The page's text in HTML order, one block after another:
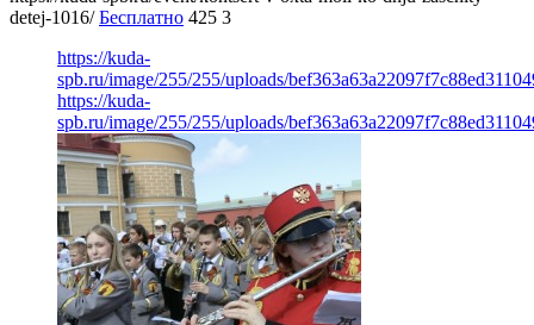
detej-1016/ Бесплатно 425 3
https://kuda-
spb.ru/image/255/255/uploads/
https://kuda-
spb.ru/image/255/255/uploads/